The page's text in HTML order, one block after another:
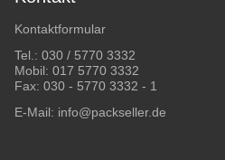
Kontaktformular
Tel.: 030 / 5770 3332
Mobil: 017 5770 3332
Fax: 030 - 5770 3332 - 1
E-Mail: info@packseller.de